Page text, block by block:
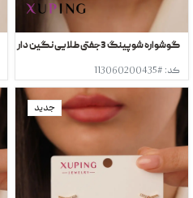
گوشواره شوپینگ 3جفتی طلایی نگین دار
کد: #113060200435
جدید